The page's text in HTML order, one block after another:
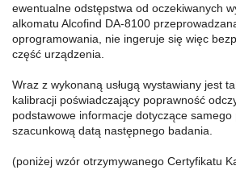
ewentualne odstępstwa od oczekiwanych
alkomatu Alcofind DA-8100
oprogramowania, nie ingeruje się więc
część urządzenia.
Wraz z wykonaną usługą wystawiany jest
kalibracji poświadczający poprawność
podstawowe informacje dotyczące
szacunkową datą następnego badania.
(poniżej wzór otrzymywanego Certyfikatu